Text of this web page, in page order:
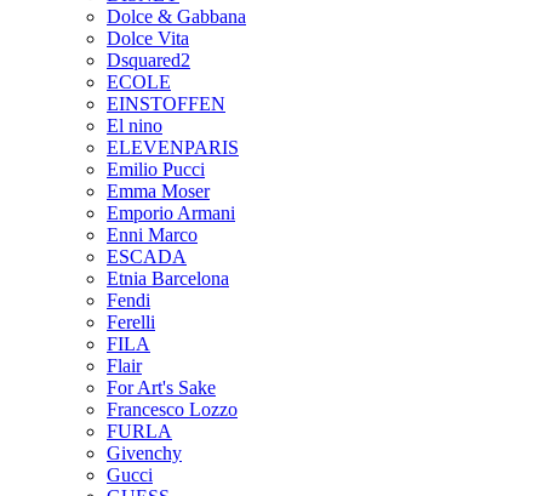
Dolce & Gabbana
Dolce Vita
Dsquared2
ECOLE
EINSTOFFEN
El nino
ELEVENPARIS
Emilio Pucci
Emma Moser
Emporio Armani
Enni Marco
ESCADA
Etnia Barcelona
Fendi
Ferelli
FILA
Flair
For Art's Sake
Francesco Lozzo
FURLA
Givenchy
Gucci